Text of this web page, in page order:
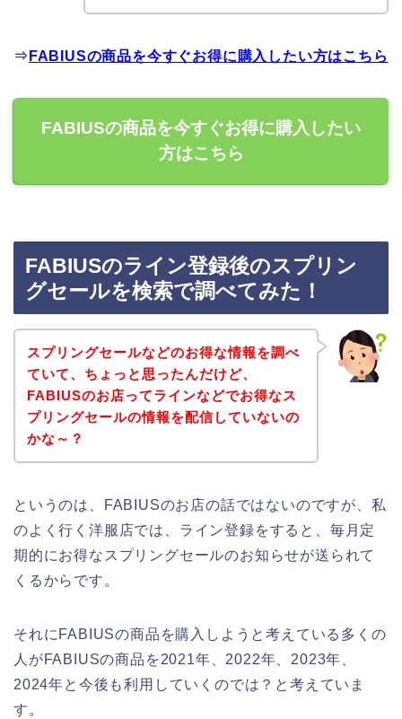
⇒ FABIUSの商品を今すぐお得に購入したい方はこちら
FABIUSの商品を今すぐお得に購入したい
方はこちら
FABIUSのライン登録後のスプリン
グセールを検索で調べてみた！
スプリングセールなどのお得な情報を調べ
ていて、ちょっと思ったんだけど、
FABIUSのお店ってラインなどでお得なス
プリングセールの情報を配信していないの
かな～？
というのは、FABIUSのお店の話ではないのですが、私
のよく行く洋服店では、ライン登録をすると、毎月定
期的にお得なスプリングセールのお知らせが送られて
くるからです。
それにFABIUSの商品を購入しようと考えている多くの
人がFABIUSの商品を2021年、2022年、2023年、
2024年と今後も利用していくのでは？と考えていま
す。